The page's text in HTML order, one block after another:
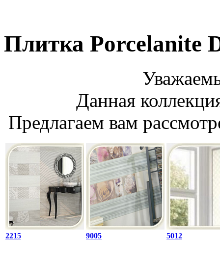
Плитка Porcelanite
Данная
Предлагаем вам
2215 9005 5012